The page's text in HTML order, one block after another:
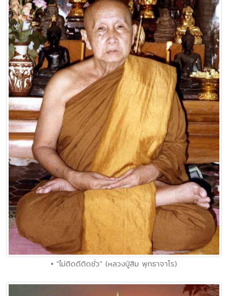
• "ไม่ติดดีติดชั่ว" (หลวงปู่สิม พุทธาจาโร)